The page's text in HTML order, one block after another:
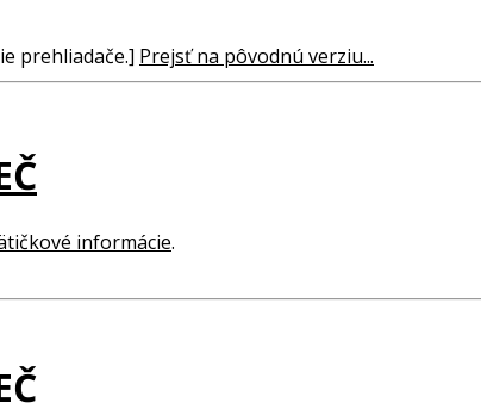
prehliadače.] Prejsť na pôvodnú verziu...
informácie.